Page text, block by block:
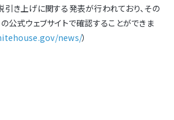
き上げに関する発表が行われており、その
公式ウェブサイトで確認することができま
news/）